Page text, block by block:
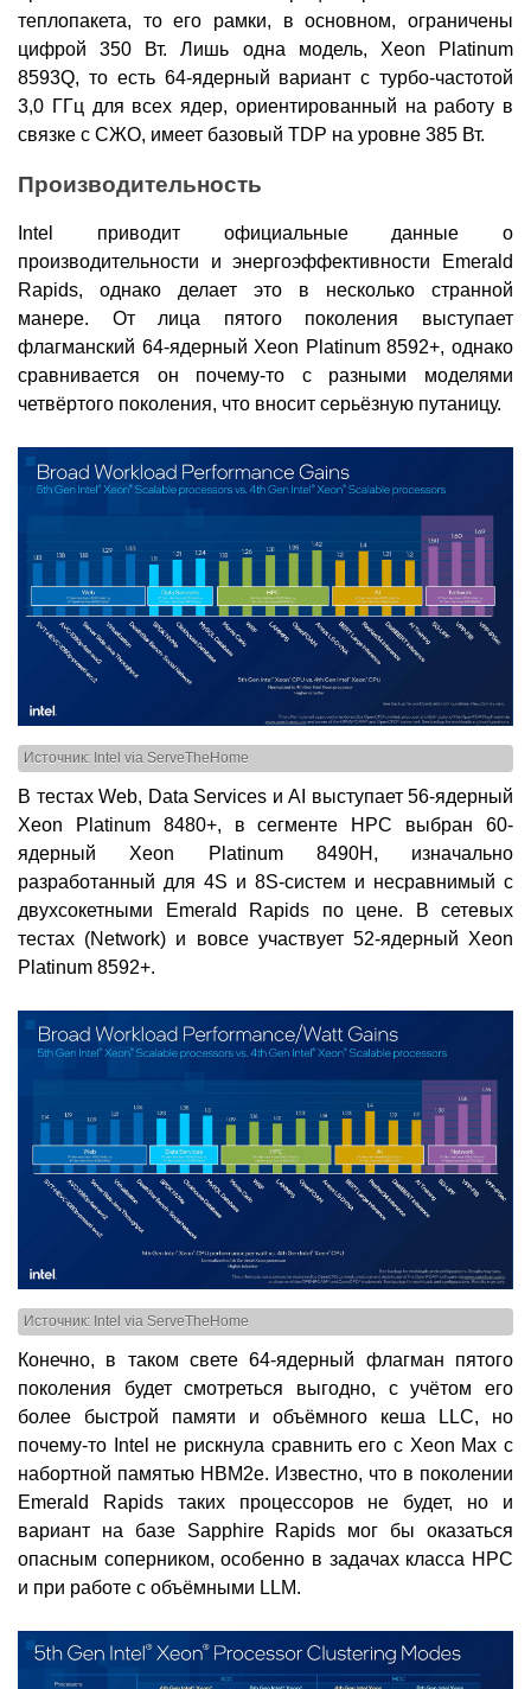
теплопакета, то его рамки, в основном, ограничены
цифрой 350 Вт. Лишь одна модель, Xeon Platinum
8593Q, то есть 64-ядерный вариант с турбо-частотой
3,0 ГГц для всех ядер, ориентированный на работу в
связке с СЖО, имеет базовый TDP на уровне 385 Вт.
Производительность
Intel приводит официальные данные о
производительности и энергоэффективности Emerald
Rapids, однако делает это в несколько странной
манере. От лица пятого поколения выступает
флагманский 64-ядерный Xeon Platinum 8592+, однако
сравнивается он почему-то с разными моделями
четвёртого поколения, что вносит серьёзную путаницу.
Источник: Intel via ServeTheHome
В тестах Web, Data Services и AI выступает 56-ядерный
Xeon Platinum 8480+, в сегменте HPC выбран 60-
ядерный Xeon Platinum 8490H, изначально
разработанный для 4S и 8S-систем и несравнимый с
двухсокетными Emerald Rapids по цене. В сетевых
тестах (Network) и вовсе участвует 52-ядерный Xeon
Platinum 8592+.
Источник: Intel via ServeTheHome
Конечно, в таком свете 64-ядерный флагман пятого
поколения будет смотреться выгодно, с учётом его
более быстрой памяти и объёмного кеша LLC, но
почему-то Intel не рискнула сравнить его с Xeon Max с
набортной памятью HBM2e. Известно, что в поколении
Emerald Rapids таких процессоров не будет, но и
вариант на базе Sapphire Rapids мог бы оказаться
опасным соперником, особенно в задачах класса HPC
и при работе с объёмными LLM.